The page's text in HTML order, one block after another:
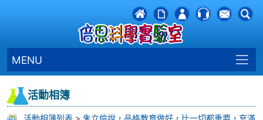
MENU
活動相簿